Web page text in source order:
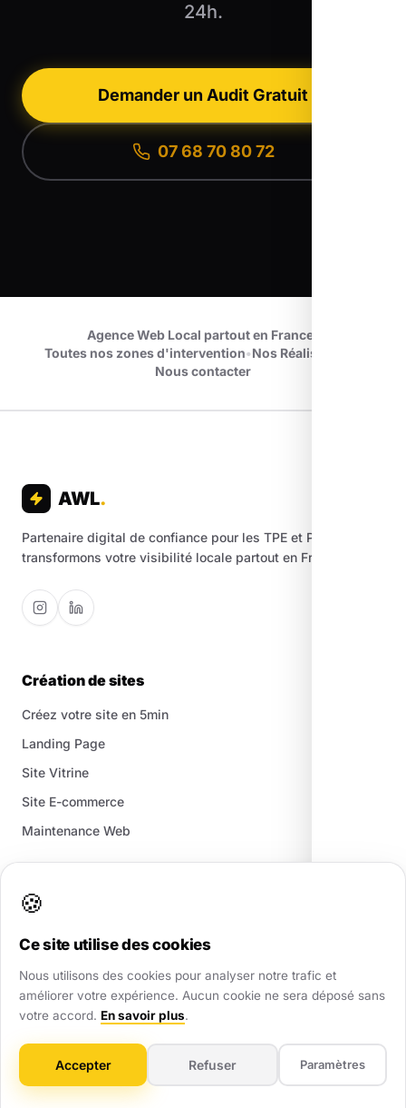
24h.
Demander un Audit Gratuit
07 68 70 80 72
Agence Web Local partout en France
Toutes nos zones d'intervention•Nos Réalisations
Nous contacter
AWL.
Partenaire digital de confiance pour les TPE et PME. Nous
transformons votre visibilité locale partout en France.
Création de sites
Créez votre site en 5min
Landing Page
Site Vitrine
Site E-commerce
Maintenance Web
Référencement
Création pages locales
Référencement GEO (Ai)
Ressources
🍪
Ce site utilise des cookies
Nous utilisons des cookies pour analyser notre trafic et
améliorer votre expérience. Aucun cookie ne sera déposé sans
votre accord. En savoir plus.
Accepter Refuser Paramètres